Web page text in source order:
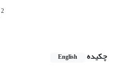
2
چکیده
English